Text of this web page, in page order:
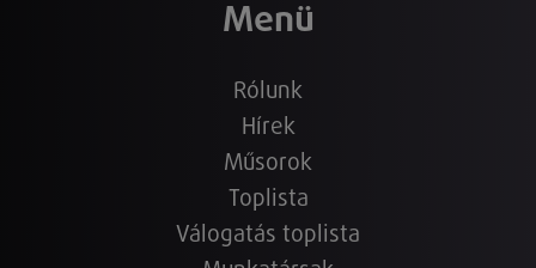
Menü
Rólunk
Hírek
Műsorok
Toplista
Válogatás toplista